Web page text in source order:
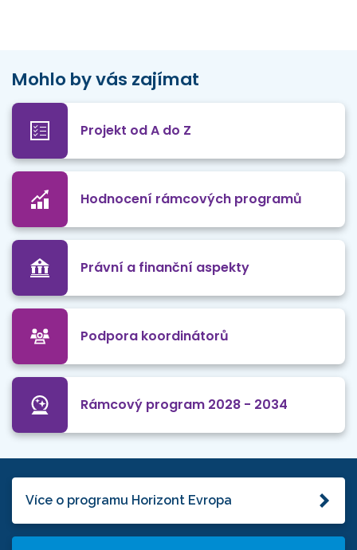
Mohlo by vás zajímat
Projekt od A do Z
Hodnocení rámcových programů
Právní a finanční aspekty
Podpora koordinátorů
Rámcový program 2028 - 2034
Více o programu Horizont Evropa